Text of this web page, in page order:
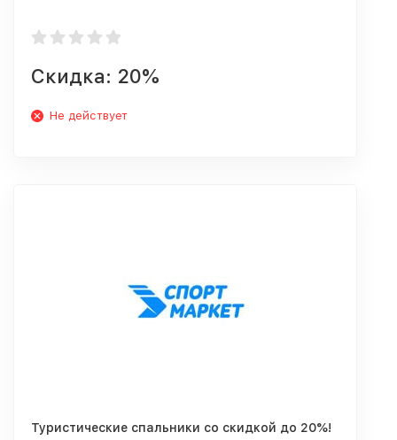
Скидка: 20%
Не действует
Туристические спальники со скидкой до 20%!